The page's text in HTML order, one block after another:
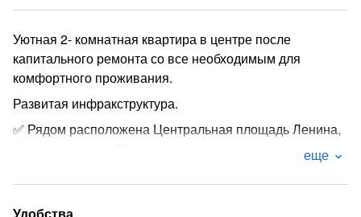
Уютная 2- комнатная квартира в центре после
капитального ремонта со все необходимым для
комфортного проживания.
Развитая инфракструктура.
✅ Рядом расположена Центральная площадь Ленина,
еще